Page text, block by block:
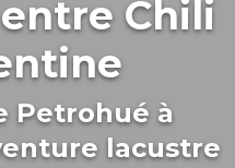
Chili
Petrohué à
lacustre